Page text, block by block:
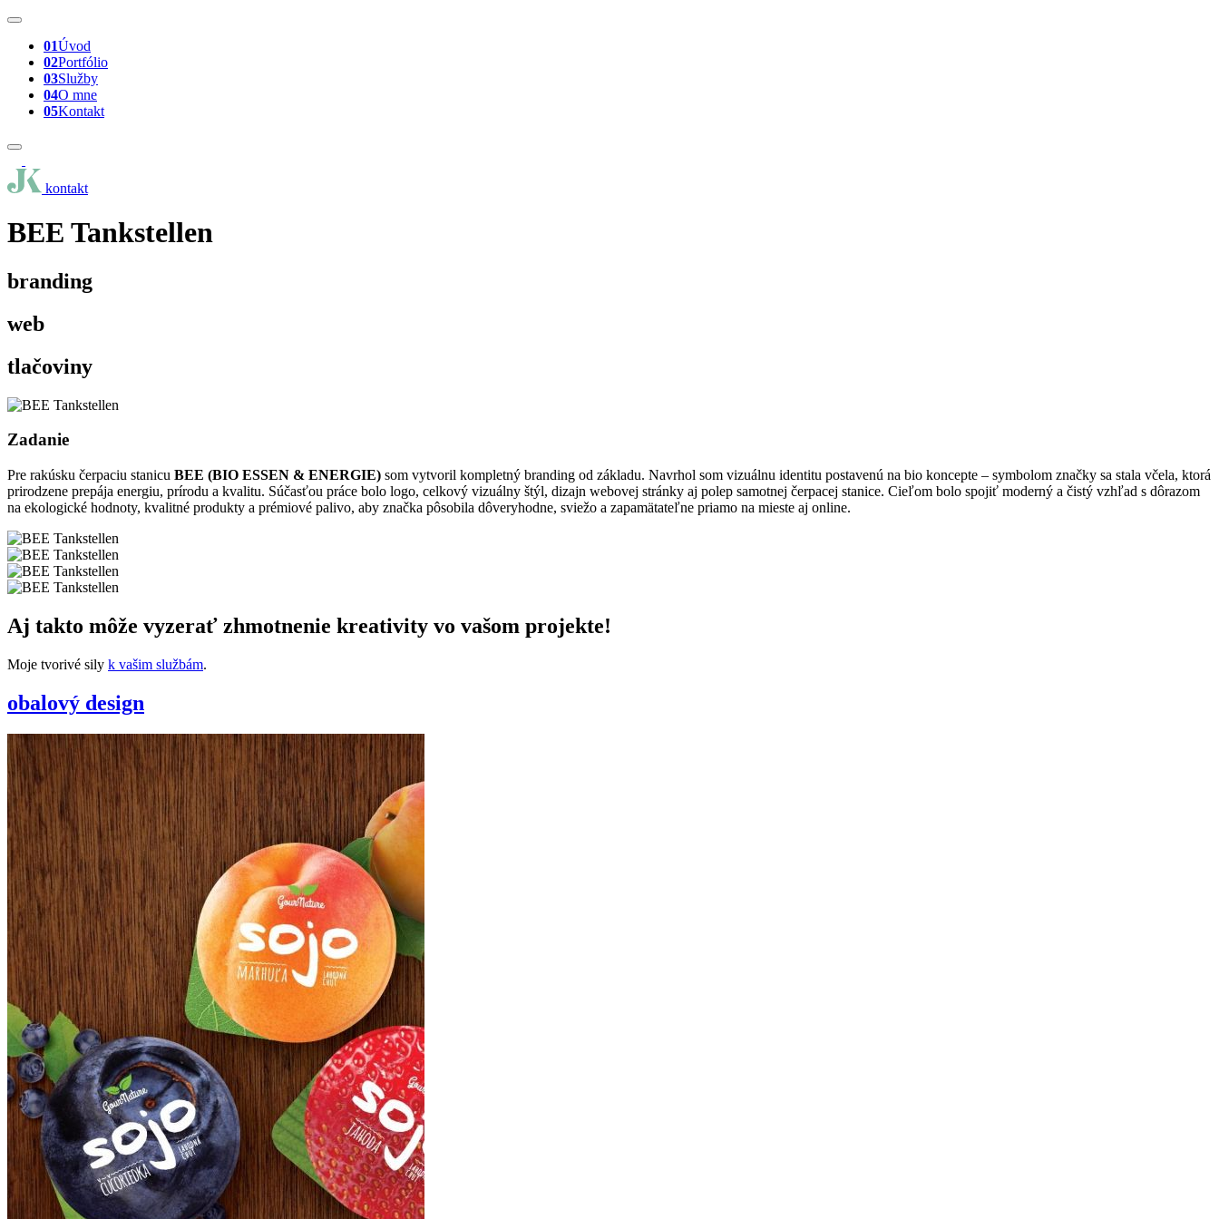
01Úvod
02Portfólio
03Služby
04O mne
05Kontakt
kontakt
BEE Tankstellen
branding
web
tlačoviny
Zadanie
Pre rakúsku čerpaciu stanicu BEE (BIO ESSEN & ENERGIE) som vytvoril kompletný branding od základu. Navrhol som vizuálnu identitu postavenú na bio koncepte – symbolom značky sa stala včela, ktorá
prirodzene prepája energiu, prírodu a kvalitu. Súčasťou práce bolo logo, celkový vizuálny štýl, dizajn webovej stránky aj polep samotnej čerpacej stanice. Cieľom bolo spojiť moderný a čistý vzhľad s dôrazom
na ekologické hodnoty, kvalitné produkty a prémiové palivo, aby značka pôsobila dôveryhodne, sviežo a zapamätateľne priamo na mieste aj online.
Aj takto môže vyzerať zhmotnenie kreativity vo vašom projekte!
Moje tvorivé sily k vašim službám.
obalový design